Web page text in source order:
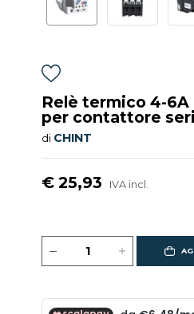
Relè termico 4-6A
per contattore
di CHINT
€ 25,93 IVA incl.